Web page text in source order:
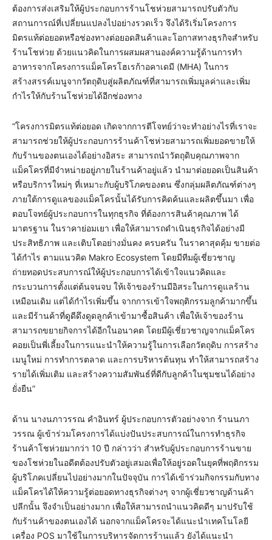
ต้องการส่งเสริมให้ผู้ประกอบการร้านโชห่วยสามารถปรับตัวกับ
สถานการณ์ที่เปลี่ยนแปลงไปอย่างรวดเร็ว จึงได้ริเริ่มโครงการ
มิตรแท้ต่อยอดหรือช่องทางต่อยอดสินค้าและโอกาสทางธุรกิจสำหรับ
ร้านโชห่วย ด้วยแนวคิดในการผสมผสานองค์ความรู้ด้านการทำ
อาหารจากโครงการแม็คโครโฮเรก้าอคาเดมี (MHA) ในการ
สร้างสรรค์เมนูจากวัตถุดิบสู่ผลิตภัณฑ์ที่สามารถเพิ่มมูลค่าและเพิ่ม
กำไรให้กับร้านโชห่วยได้อีกช่องทาง
“โครงการมิตรแท้ต่อยอด เกิดจากการตีโจทย์ว่าจะทำอย่างไรที่เราจะ
สามารถช่วยให้ผู้ประกอบการร้านค้าโชห่วยสามารถเพิ่มยอดขายให้
กับร้านของตนเองได้อย่างอิสระ สามารถนำวัตถุดิบคุณภาพจาก
แม็คโครที่มีจำหน่ายอยู่ภายในร้านค้าอยู่แล้ว นำมาต่อยอดเป็นสินค้า
หรือบริการใหม่ๆ ที่เหมาะกับผู้บริโภคของตน ซึ่งกลุ่มผลิตภัณฑ์ต่างๆ
ภายใต้การดูแลของแม็คโครนั้นได้รับการคิดค้นและผลิตขึ้นมา เพื่อ
ตอบโจทย์ผู้ประกอบการในทุกธุรกิจ ที่ต้องการสินค้าคุณภาพ ได้
มาตรฐาน ในราคาย่อมเยา เพื่อให้สามารถดำเนินธุรกิจได้อย่างมี
ประสิทธิภาพ และเติบโตอย่างมั่นคง ครบครัน ในราคาสุดคุ้ม ขายต่อ
ได้กำไร ตามแนวคิด Makro Ecosystem โดยมีทีมผู้เชี่ยวชาญ
ถ่ายทอดประสบการณ์ให้ผู้ประกอบการได้เข้าใจแนวคิดและ
กระบวนการตั้งแต่ต้นจนจบ ให้เจ้าของร้านมีอิสระในการดูแลร้าน
เหมือนเดิม แต่ได้กำไรเพิ่มขึ้น จากการเข้าใจพฤติกรรมลูกค้ามากขึ้น
และมีร้านค้าที่ดูดีดึงดูดลูกค้าเข้ามาซื้อสินค้า เพื่อให้เจ้าของร้าน
สามารถขยายกิจการได้อีกในอนาคต โดยมีผู้เชี่ยวชาญจากแม็คโคร
คอยเป็นพี่เลี้ยงในการแนะนำให้ความรู้ในการเลือกวัตถุดิบ การสร้าง
เมนูใหม่ การทำการตลาด และการบริหารต้นทุน ทำให้สามารถสร้าง
รายได้เพิ่มเติม และสร้างความสัมพันธ์ที่ดีกับลูกค้าในชุมชนได้อย่าง
ยั่งยืน”
ด้าน นางนภาวรรณ คำอินทร์ ผู้ประกอบการตัวอย่างจาก ร้านนภา
วรรณ ผู้เข้าร่วมโครงการได้แบ่งปันประสบการณ์ในการทำธุรกิจ
ร้านค้าโชห่วยมากว่า 10 ปี กล่าวว่า สำหรับผู้ประกอบการร้านขาย
ของโชห่วยในอดีตต้องปรับตัวอยู่เสมอเพื่อให้อยู่รอดในยุคที่พฤติกรรม
ผู้บริโภคเปลี่ยนไปอย่างมากในปัจจุบัน การได้เข้าร่วมกิจกรรมกับทาง
แม็คโครได้ให้ความรู้ต่อยอดทางธุรกิจต่างๆ จากผู้เชี่ยวชาญด้านค้า
ปลีกนั้น จึงจำเป็นอย่างมาก เพื่อให้สามารถนำแนวคิดดีๆ มาปรับใช้
กับร้านค้าของตนเองได้ นอกจากแม็คโครจะได้แนะนำเทคโนโลยี
เครื่อง POS มาใช้ในการบริหารจัดการร้านแล้ว ยังได้แนะนำ